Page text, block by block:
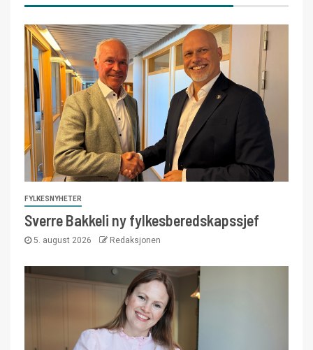
FYLKESNYHETER
Sverre Bakkeli ny fylkesberedskapssjef
5. august 2026 Redaksjonen